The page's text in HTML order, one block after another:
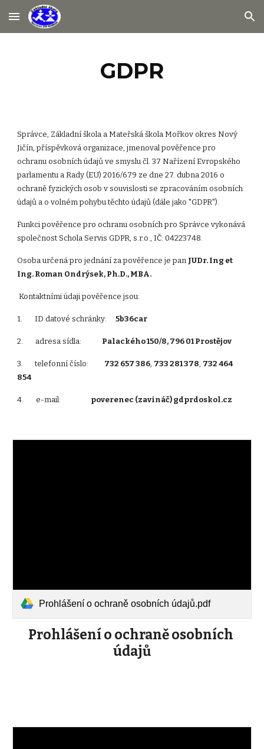
Skip to main content Skip to navigation
GDPR
Správce, Základní škola a Mateřská škola Mořkov okres Nový
Jičín, příspěvková organizace, jmenoval pověřence pro
ochranu osobních údajů ve smyslu čl. 37 Nařízení Evropského
parlamentu a Rady (EU) 2016/679 ze dne 27. dubna 2016 o
ochraně fyzických osob v souvislosti se zpracováním osobních
údajů a o volném pohybu těchto údajů (dále jako "GDPR").
Funkci pověřence pro ochranu osobních pro Správce vykonává
společnost Schola Servis GDPR, s.r.o., IČ: 04223748.
Osoba určená pro jednání za pověřence je pan JUDr. Ing et
Ing. Roman Ondrýsek, Ph.D., MBA.
Kontaktními údaji pověřence jsou:
1.       ID datové schránky: 5b36car
2.       adresa sídla:
                Palackého 150/8, 796 01 Prostějov
3.       telefonní číslo:
            732 657 386
, 733 281 378, 732 464
854
4.       e-mail:
                        poverenec (zavináč) gdprdoskol.cz
Prohlášení o ochraně osobních údajů.pdf
Prohlášení o ochraně osobních
údajů